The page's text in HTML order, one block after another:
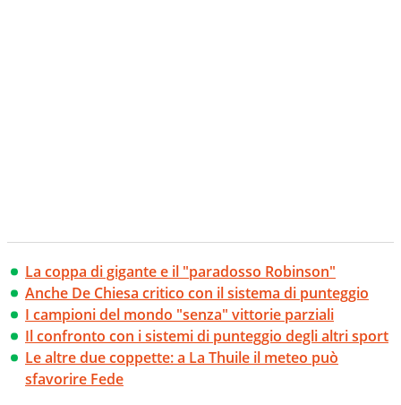
La coppa di gigante e il "paradosso Robinson"
Anche De Chiesa critico con il sistema di punteggio
I campioni del mondo "senza" vittorie parziali
Il confronto con i sistemi di punteggio degli altri sport
Le altre due coppette: a La Thuile il meteo può
sfavorire Fede